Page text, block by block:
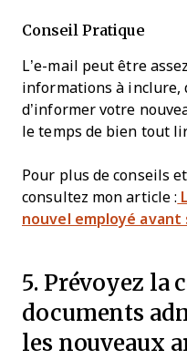
Conseil Pratique
L’e-mail peut être
informations à inclure,
d’informer votre
le temps de bien tout
Pour plus de conseils
consultez mon article :
nouvel employé avant
5. Prévoyez la
documents
les nouveaux